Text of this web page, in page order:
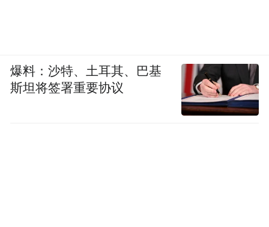
爆料：沙特、土耳其、巴基
斯坦将签署重要协议